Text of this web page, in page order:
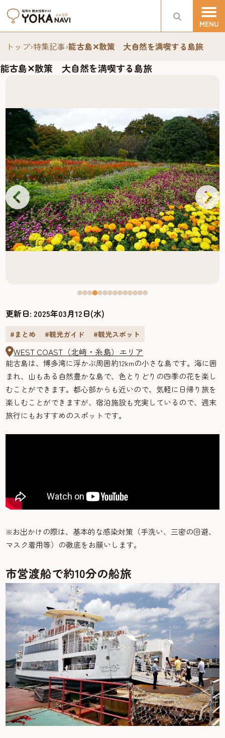
トップ›特集記事›能古島✕散策 大自然を満喫する島旅
能古島✕散策 大自然を満喫する島旅
更新日:2025年03月12日(水)
#まとめ #観光ガイド #観光スポット
WEST COAST（北﨑・糸島）エリア
能古島は、博多湾に浮かぶ周囲約12kmの小さな島です。海に囲
まれ、山もある自然豊かな島で、色とりどりの四季の花を楽し
むことができます。都心部からも近いので、気軽に日帰り旅を
楽しむことができますが、宿泊施設も充実しているので、週末
旅行にもおすすめのスポットです。
※お出かけの際は、基本的な感染対策（手洗い、三密の回避、
マスク着用等）の徹底をお願いします。
市営渡船で約10分の船旅